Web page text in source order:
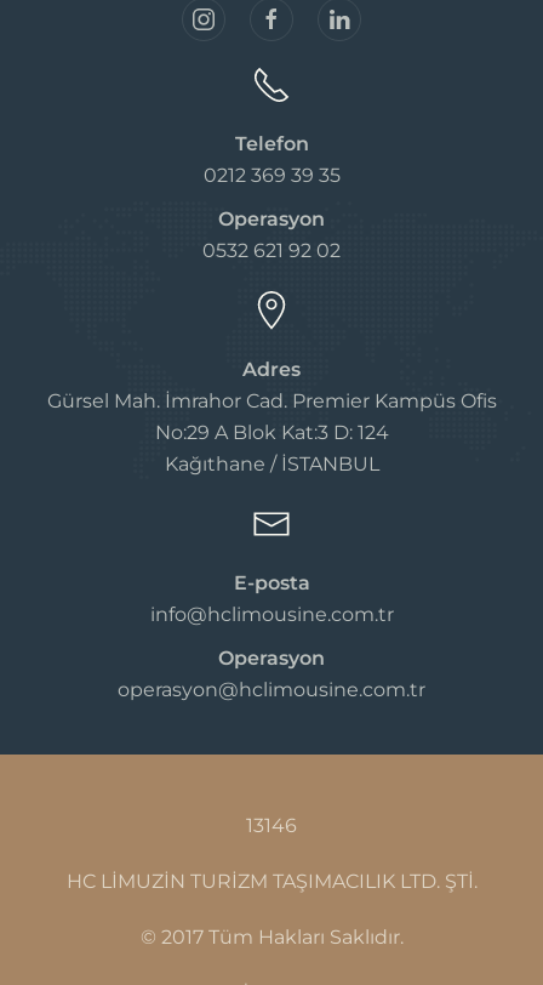
Telefon
0212 369 39 35
Operasyon
0532 621 92 02
Adres
Gürsel Mah. İmrahor Cad. Premier Kampüs Ofis
No:29 A Blok Kat:3 D: 124
Kağıthane / İSTANBUL
E-posta
info@hclimousine.com.tr
Operasyon
operasyon@hclimousine.com.tr
13146
HC LİMUZİN TURİZM TAŞIMACILIK LTD. ŞTİ.
© 2017 Tüm Hakları Saklıdır.